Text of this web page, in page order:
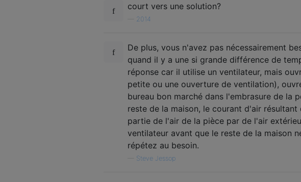
court vers une solution?
2014
De plus, vous n'avez pas nécessairement
quand il y a une si grande différence de
réponse car il utilise un ventilateur, mais
petite ou une ouverture de ventilation),
bureau bon marché dans l'embrasure de la
reste de la maison, le courant d'air
partie de l'air de la pièce par de l'air
ventilateur avant que le reste de la maison
répétez au besoin.
Steve Jessop